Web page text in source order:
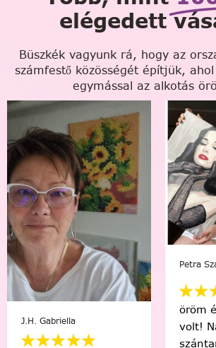
elégedett
Büszkék vagyunk rá, hogy az
számfestő közösségét építjük,
egymással az alkotás
Viki Vas-Lukács
"Kedvenc egyéni
számfestőmmel 🥰
Mikus
egy